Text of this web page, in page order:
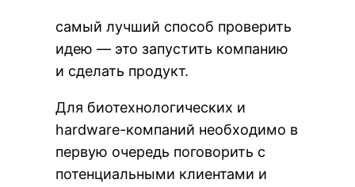
самый лучший способ проверить
идею — это запустить компанию
и сделать продукт.
Для биотехнологических и
hardware-компаний необходимо в
первую очередь поговорить с
потенциальными клиентами и